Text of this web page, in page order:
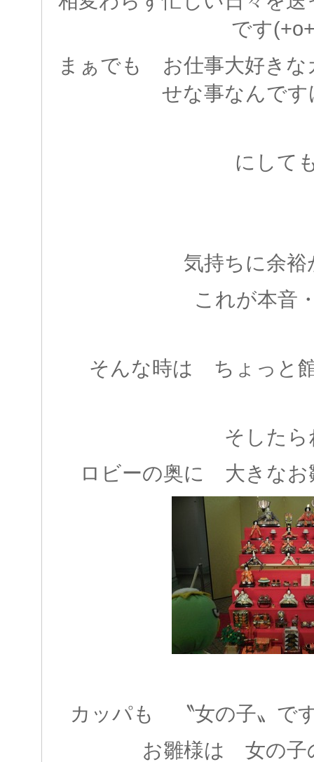
です
まぁでも お仕事大好きな
せな事なんです
にして
気持ちに余裕
これが本音
そんな時は ちょっと
そしたら
ロビーの奥に 大きなお
カッパも 〝女の子〟で
お雛様は 女の子